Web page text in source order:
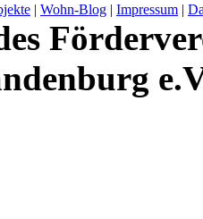
| Wohn-Blog | Impressum |